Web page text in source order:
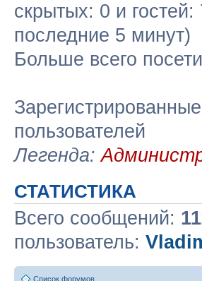
скрытых: 0 и гостей:
последние 5 минут)
Больше всего
пользователей
Легенда:
СТАТИСТИКА
Всего сообщений:
пользователь:
Список форумов